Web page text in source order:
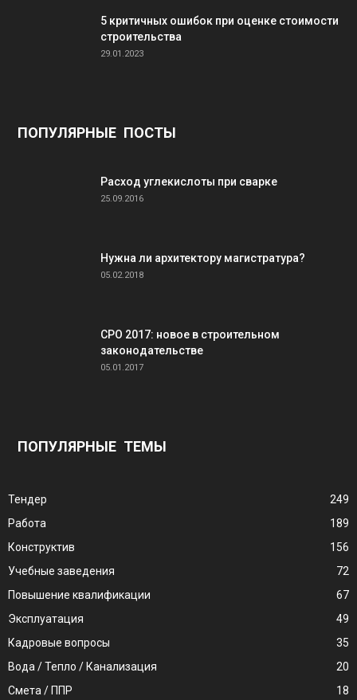
5 критичных ошибок при оценке стоимости
строительства
29.01.2023
ПОПУЛЯРНЫЕ ПОСТЫ
Расход углекислоты при сварке
25.09.2016
Нужна ли архитектору магистратура?
05.02.2018
СРО 2017: новое в строительном
законодательстве
05.01.2017
ПОПУЛЯРНЫЕ ТЕМЫ
Тендер
249
Работа
189
Конструктив
156
Учебные заведения
72
Повышение квалификации
67
Эксплуатация
49
Кадровые вопросы
35
Вода / Тепло / Канализация
20
Смета / ППР
18